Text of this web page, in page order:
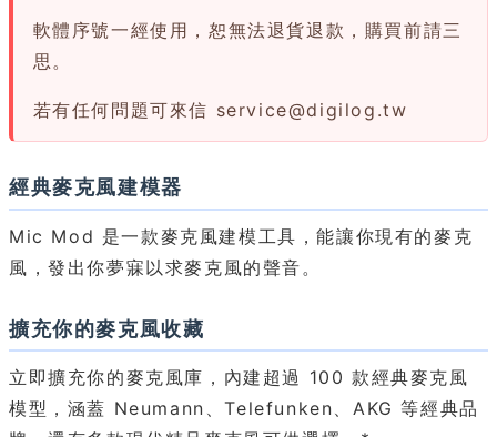
軟體序號一經使用，恕無法退貨退款，購買前請三
思。
若有任何問題可來信 service@digilog.tw
經典麥克風建模器
Mic Mod 是一款麥克風建模工具，能讓你現有的麥克
風，發出你夢寐以求麥克風的聲音。
擴充你的麥克風收藏
立即擴充你的麥克風庫，內建超過 100 款經典麥克風
模型，涵蓋 Neumann、Telefunken、AKG 等經典品